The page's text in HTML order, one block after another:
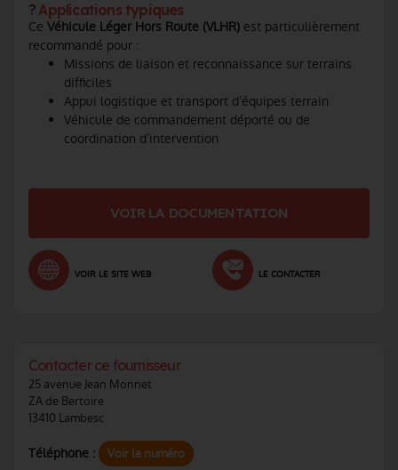
?Applications typiques
Ce Véhicule Léger Hors Route (VLHR) est particulièrement
recommandé pour :
Missions de liaison et reconnaissance sur terrains
difficiles
Appui logistique et transport d’équipes terrain
Véhicule de commandement déporté ou de
coordination d’intervention
VOIR LA DOCUMENTATION
VOIR LE SITE WEB LE CONTACTER
Contacter ce fournisseur
25 avenue Jean Monnet
ZA de Bertoire
13410 Lambesc
Téléphone : Voir le numéro